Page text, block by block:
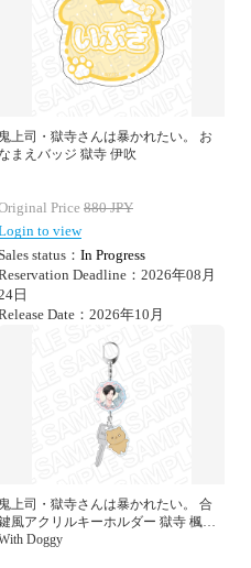
鬼上司・獄寺さんは暴かれたい。 お
まえバッジ 獄寺 伊吹
Price 880JPY
to view
status： In Progress
Deadline：2026年08月
日
Date：2026年10月
鬼上司・獄寺さんは暴かれたい。 合
風アクリルキーホルダー 獄寺 楓
Doggy